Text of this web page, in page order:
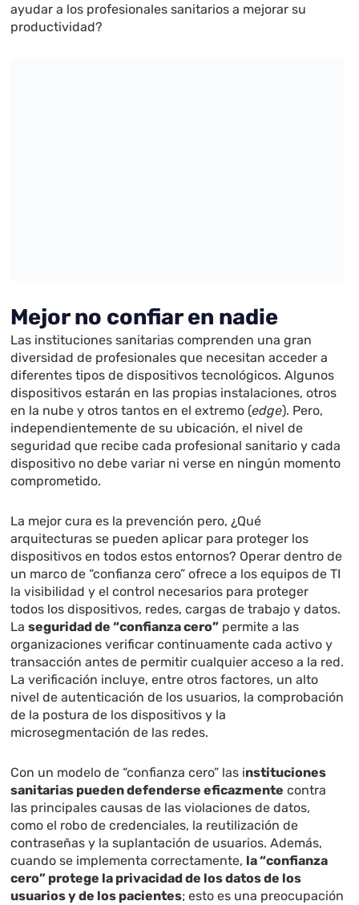
ayudar a los profesionales sanitarios a mejorar su
productividad?
Mejor no confiar en nadie
Las instituciones sanitarias comprenden una gran
diversidad de profesionales que necesitan acceder a
diferentes tipos de dispositivos tecnológicos. Algunos
dispositivos estarán en las propias instalaciones, otros
en la nube y otros tantos en el extremo (edge). Pero,
independientemente de su ubicación, el nivel de
seguridad que recibe cada profesional sanitario y cada
dispositivo no debe variar ni verse en ningún momento
comprometido.
La mejor cura es la prevención pero, ¿Qué
arquitecturas se pueden aplicar para proteger los
dispositivos en todos estos entornos? Operar dentro de
un marco de “confianza cero” ofrece a los equipos de TI
la visibilidad y el control necesarios para proteger
todos los dispositivos, redes, cargas de trabajo y datos.
Laseguridad de “confianza cero” permite a las
organizaciones verificar continuamente cada activo y
transacción antes de permitir cualquier acceso a la red.
La verificación incluye, entre otros factores, un alto
nivel de autenticación de los usuarios, la comprobación
de la postura de los dispositivos y la
microsegmentación de las redes.
Con un modelo de “confianza cero” las instituciones
sanitarias pueden defenderse eficazmente contra
las principales causas de las violaciones de datos,
como el robo de credenciales, la reutilización de
contraseñas y la suplantación de usuarios. Además,
cuando se implementa correctamente, la “confianza
cero” protege la privacidad de los datos de los
usuarios y de los pacientes; esto es una preocupación